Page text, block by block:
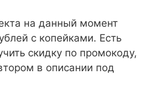
на данный момент
с копейками. Есть
скидку по промокоду,
в описании под